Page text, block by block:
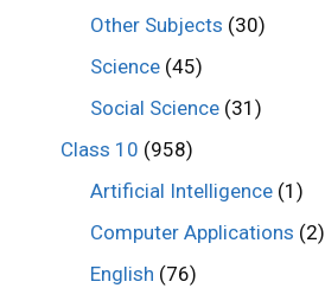
Other Subjects (30)
Science (45)
Social Science (31)
Class 10 (958)
Artificial Intelligence (1)
Computer Applications (2)
English (76)